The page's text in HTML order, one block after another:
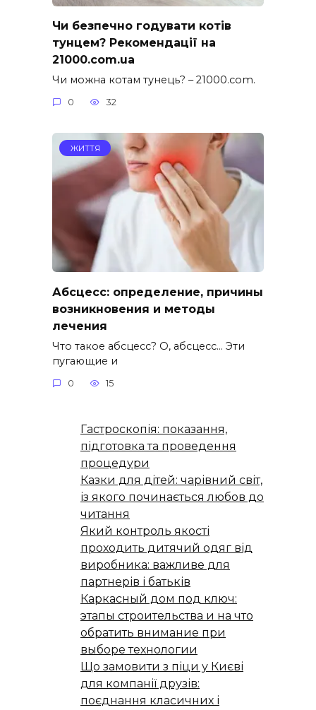
Чи безпечно годувати котів
тунцем? Рекомендації на
21000.com.ua
Чи можна котам тунець? – 21000.com.
0 32
ЖИТТЯ
Абсцесс: определение, причины
возникновения и методы
лечения
Что такое абсцесс? О, абсцесс… Эти
пугающие и
0 15
Гастроскопія: показання,
підготовка та проведення
процедури
Казки для дітей: чарівний світ,
із якого починається любов до
читання
Який контроль якості
проходить дитячий одяг від
виробника: важливе для
партнерів і батьків
Каркасный дом под ключ:
этапы строительства и на что
обратить внимание при
выборе технологии
Що замовити з піци у Києві
для компанії друзів:
поєднання класичних і